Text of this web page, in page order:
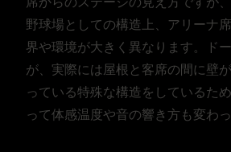
野球場としての構造上、アリーナ
界や環境が大きく異なります。ド
が、実際には屋根と客席の間に壁
っている特殊な構造をしているた
って体感温度や音の響き方も変わ